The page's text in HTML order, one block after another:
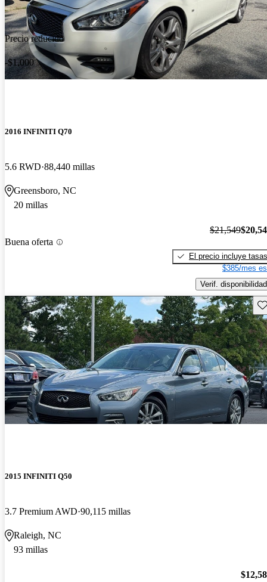
Precio reducido
-$1,000
2016 INFINITI Q70
5.6 RWD 88,440 millas
Greensboro, NC
20 millas
Buena oferta
$21,549
El precio incluye tasas
$385/mes
Verif. disponibilidad
2015 INFINITI Q50
3.7 Premium AWD 90,115 millas
Raleigh, NC
93 millas